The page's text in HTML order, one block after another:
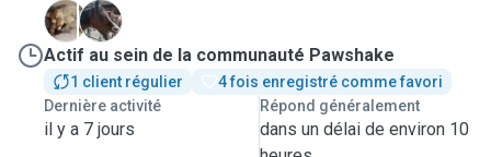
N
T
Actif au sein de la communauté Pawshake
1 client régulier
4 fois enregistré comme favori
Dernière activité
il y a 7 jours
Répond généralement
dans un délai de environ 10